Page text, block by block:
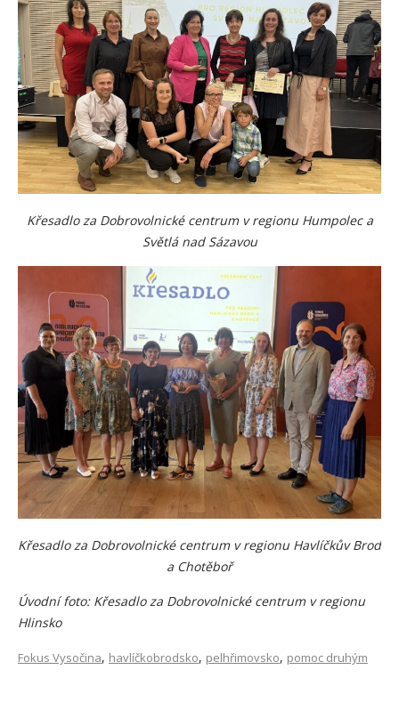
Křesadlo za Dobrovolnické centrum v regionu Humpolec a
Světlá nad Sázavou
Křesadlo za Dobrovolnické centrum v regionu Havlíčkův Brod
a Chotěboř
Úvodní foto: Křesadlo za Dobrovolnické centrum v regionu
Hlinsko
Fokus Vysočina, havlíčkobrodsko, pelhřimovsko, pomoc druhým